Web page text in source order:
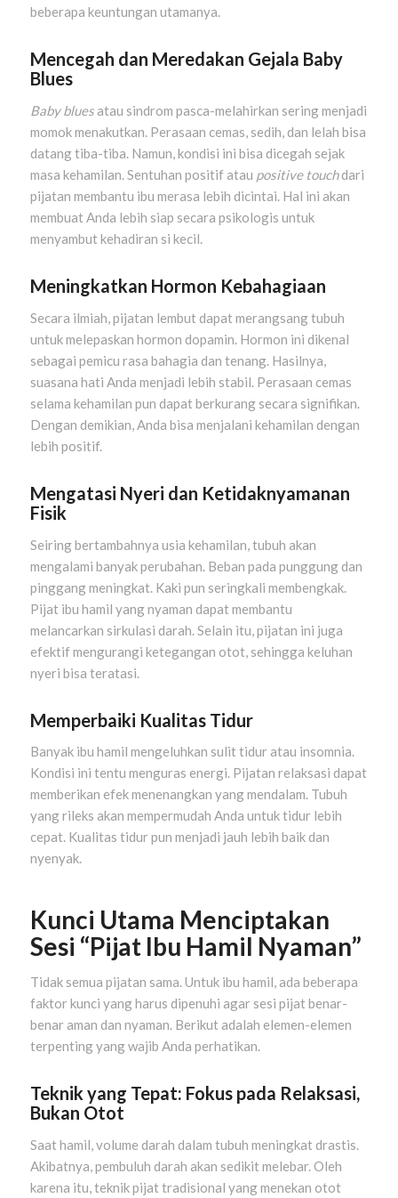
beberapa keuntungan utamanya.
Mencegah dan Meredakan Gejala Baby
Blues
Baby bluesatau sindrom pasca-melahirkan sering menjadi
momok menakutkan. Perasaan cemas, sedih, dan lelah bisa
datang tiba-tiba. Namun, kondisi ini bisa dicegah sejak
masa kehamilan. Sentuhan positif atau positive touchdari
pijatan membantu ibu merasa lebih dicintai. Hal ini akan
membuat Anda lebih siap secara psikologis untuk
menyambut kehadiran si kecil.
Meningkatkan Hormon Kebahagiaan
Secara ilmiah, pijatan lembut dapat merangsang tubuh
untuk melepaskan hormon dopamin. Hormon ini dikenal
sebagai pemicu rasa bahagia dan tenang. Hasilnya,
suasana hati Anda menjadi lebih stabil. Perasaan cemas
selama kehamilan pun dapat berkurang secara signifikan.
Dengan demikian, Anda bisa menjalani kehamilan dengan
lebih positif.
Mengatasi Nyeri dan Ketidaknyamanan
Fisik
Seiring bertambahnya usia kehamilan, tubuh akan
mengalami banyak perubahan. Beban pada punggung dan
pinggang meningkat. Kaki pun seringkali membengkak.
Pijat ibu hamil yang nyaman dapat membantu
melancarkan sirkulasi darah. Selain itu, pijatan ini juga
efektif mengurangi ketegangan otot, sehingga keluhan
nyeri bisa teratasi.
Memperbaiki Kualitas Tidur
Banyak ibu hamil mengeluhkan sulit tidur atau insomnia.
Kondisi ini tentu menguras energi. Pijatan relaksasi dapat
memberikan efek menenangkan yang mendalam. Tubuh
yang rileks akan mempermudah Anda untuk tidur lebih
cepat. Kualitas tidur pun menjadi jauh lebih baik dan
nyenyak.
Kunci Utama Menciptakan
Sesi “Pijat Ibu Hamil Nyaman”
Tidak semua pijatan sama. Untuk ibu hamil, ada beberapa
faktor kunci yang harus dipenuhi agar sesi pijat benar-
benar aman dan nyaman. Berikut adalah elemen-elemen
terpenting yang wajib Anda perhatikan.
Teknik yang Tepat: Fokus pada Relaksasi,
Bukan Otot
Saat hamil, volume darah dalam tubuh meningkat drastis.
Akibatnya, pembuluh darah akan sedikit melebar. Oleh
karena itu, teknik pijat tradisional yang menekan otot